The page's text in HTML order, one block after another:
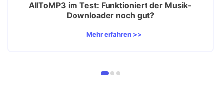
AllToMP3 im Test: Funktioniert der Musik-
Downloader noch gut?
Mehr erfahren >>